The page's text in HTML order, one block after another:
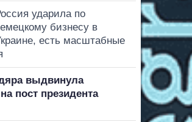
ударила по
бизнесу в
есть масштабные
выдвинула
пост президента